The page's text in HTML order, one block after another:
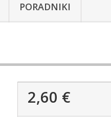
PORADNIKI
2,60 €